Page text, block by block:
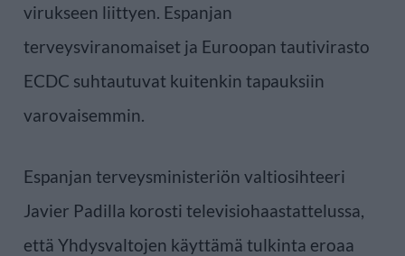
virukseen liittyen. Espanjan
terveysviranomaiset ja Euroopan tautivirasto
ECDC suhtautuvat kuitenkin tapauksiin
varovaisemmin.
Espanjan terveysministeriön valtiosihteeri
Javier Padilla korosti televisiohaastattelussa,
että Yhdysvaltojen käyttämä tulkinta eroaa